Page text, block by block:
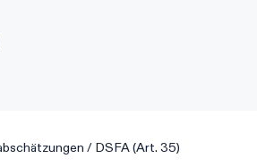
/ DSFA (Art. 35)